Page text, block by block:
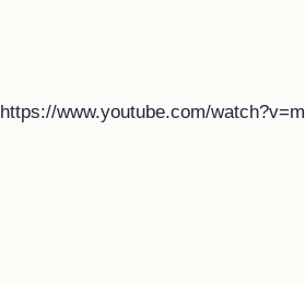
https://www.youtube.com/